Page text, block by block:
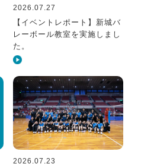
2026.07.27
【イベントレポート】新城バ
レーボール教室を実施しまし
た。
2026.07.23